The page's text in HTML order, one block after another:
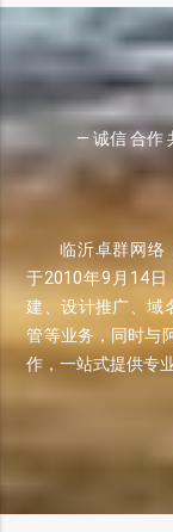
— 诚信 合作
临沂卓群网络
于2010年9月14
建、设计推广、域
管等业务，同时与
作，一站式提供专